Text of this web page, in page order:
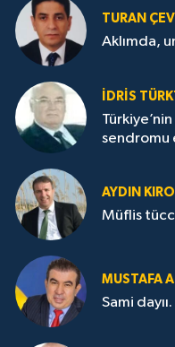
TURAN
Aklımda,
İDRİS
sendromu
AYDIN
Müflis
MUSTAFA
Sami dayıı.